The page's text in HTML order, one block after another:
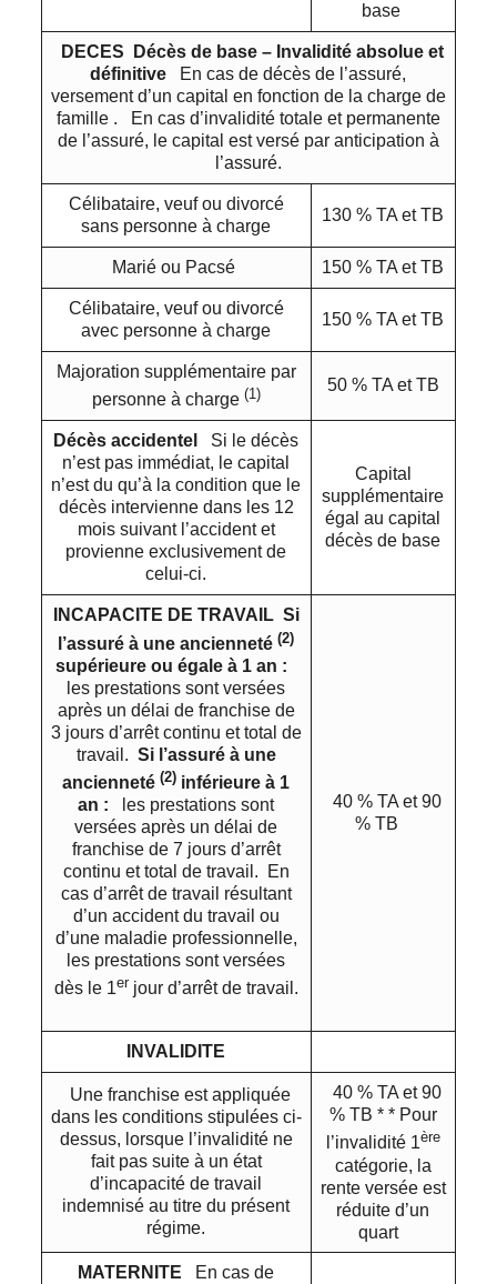
base
DECES
Décès de base – Invalidité absolue et
définitive En cas de décès de l’assuré,
versement d’un capital en fonction de la charge de
famille . En cas d’invalidité totale et permanente
de l’assuré, le capital est versé par anticipation à
l’assuré.
Célibataire, veuf ou divorcé
sans personne à charge
130 % TA et TB
Marié ou Pacsé 150 % TA et TB
Célibataire, veuf ou divorcé
avec personne à charge
150 % TA et TB
Majoration supplémentaire par
personne à charge (1) 50 % TA et TB
Décès accidentel
Si le décès
n’est pas immédiat, le capital
n’est du qu’à la condition que le
décès intervienne dans les 12
mois suivant l’accident et
provienne exclusivement de
celui-ci.
Capital
supplémentaire
égal au capital
décès de base
INCAPACITE DE TRAVAIL Si
l’assuré à une ancienneté(2)
supérieure ou égale à 1 an :
les prestations sont versées
après un délai de franchise de
3 jours d’arrêt continu et total de
travail. Si l’assuré à une
ancienneté(2) inférieure à 1
an : les prestations sont
versées après un délai de
franchise de 7 jours d’arrêt
continu et total de travail. En
cas d’arrêt de travail résultant
d’un accident du travail ou
d’une maladie professionnelle,
les prestations sont versées
dès le 1er jour d’arrêt de travail.
40 % TA et 90
% TB
INVALIDITE
Une franchise est appliquée
dans les conditions stipulées ci-
dessus, lorsque l’invalidité ne
fait pas suite à un état
d’incapacité de travail
indemnisé au titre du présent
régime.
40 % TA et 90
% TB * * Pour
l’invalidité 1ère
catégorie, la
rente versée est
réduite d’un
quart
MATERNITE En cas de